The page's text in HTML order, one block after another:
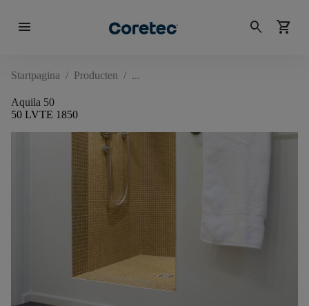
menu search shopping_cart
Startpagina / Producten /
Aquila 50
50 LVTE 1850